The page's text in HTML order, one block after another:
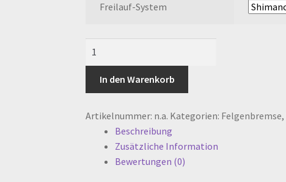
Freilauf-System
SILBER
Hochflansch-
-
Hinterrad
Menge
In den Warenkorb
Artikelnummer: n.a. Kategorien: Felgenbremse,
Beschreibung
Zusätzliche Information
Bewertungen (0)